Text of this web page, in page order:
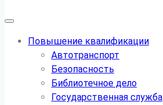
Повышение квалификации
Автотранспорт
Безопасность
Библиотечное дело
Государственная служба